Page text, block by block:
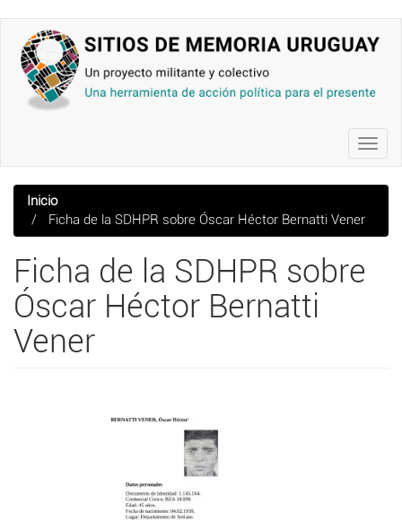
contenido
principal
Inicio
Ficha de la SDHPR sobre Óscar Héctor Bernatti Vener
Ficha de la SDHPR sobre
Óscar Héctor Bernatti
Vener